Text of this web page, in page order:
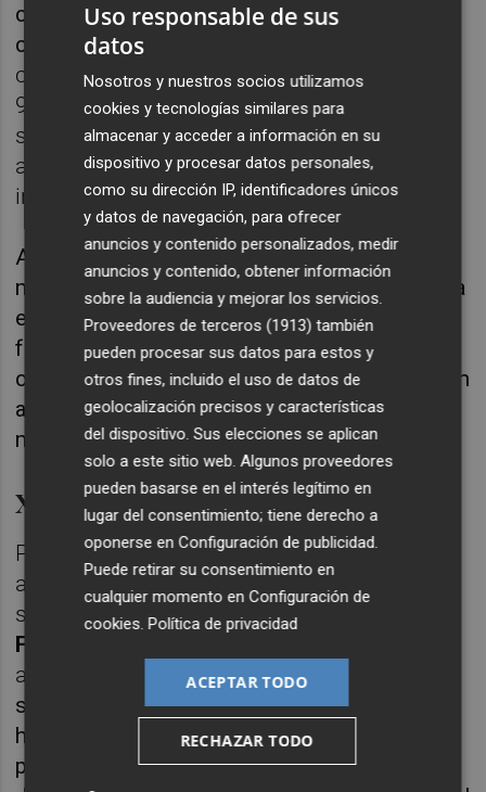
captaciones principales de agua apta para el
consumo humano.
circunstancias, la Conselleria destina
985.868,54 euros para solucionar la
situación mediante la perforación y
acondicionamiento de un sondeo de
investigación de agua subterránea.
Además, se dotará de un equipamiento
mecánico del sondeo perforado mediante una
electrobomba con su instalación solar
fotovoltaica y el grupo electrógeno
complementario. Se realizará una conexión en
alta con el depósito de agua municipal,
mediante una conducción de agua potable.
Xodos, de Fontanals
Por su parte, la población de Xodos se
abastece actualmente del agua que
suministra el sondeo denominado
Fontanals
apta para el consumo humano.
solucionar el problema de abastecimiento
hídrico, la Conselleria va a desarrollar un
proyecto que contempla ejecutar un sondeo
Uso responsable de sus
datos
Nosotros y nuestros socios utilizamos
cookies y tecnologías similares para
almacenar y acceder a información en su
dispositivo y procesar datos personales,
como su dirección IP, identificadores únicos
y datos de navegación, para ofrecer
anuncios y contenido personalizados, medir
anuncios y contenido, obtener información
sobre la audiencia y mejorar los servicios.
Proveedores de terceros (1913) también
pueden procesar sus datos para estos y
otros fines, incluido el uso de datos de
geolocalización precisos y características
del dispositivo. Sus elecciones se aplican
solo a este sitio web. Algunos proveedores
pueden basarse en el interés legítimo en
lugar del consentimiento; tiene derecho a
oponerse enConfiguración de publicidad.
Puede retirar su consentimiento en
cualquier momento enConfiguración de
cookies.Política de privacidad
ACEPTAR TODO
RECHAZAR TODO